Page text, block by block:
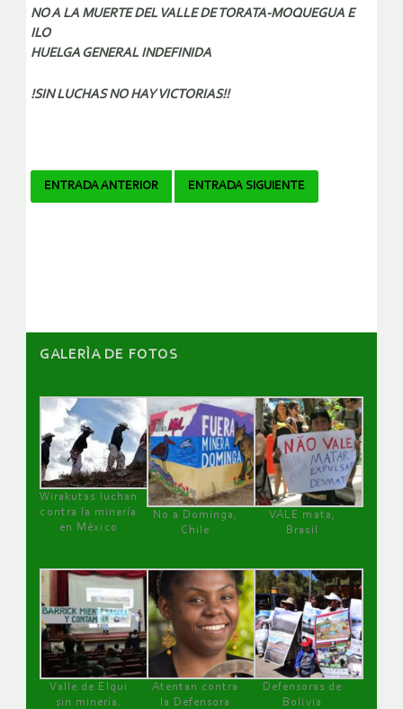
NO A LA MUERTE DEL VALLE DE TORATA-MOQUEGUA E
ILO
HUELGA GENERAL INDEFINIDA
!SIN LUCHAS NO HAY VICTORIAS!!
Navegador
ENTRADA ANTERIOR ENTRADA SIGUIENTE
GALERÌA DE FOTOS
Wirakutas luchan
contra la minería
en México
No a Dominga,
Chile
VALE mata,
Brasil
Valle de Elqui
sin minería.
Atentan contra
la Defensora
Defensoras de
Bolivia